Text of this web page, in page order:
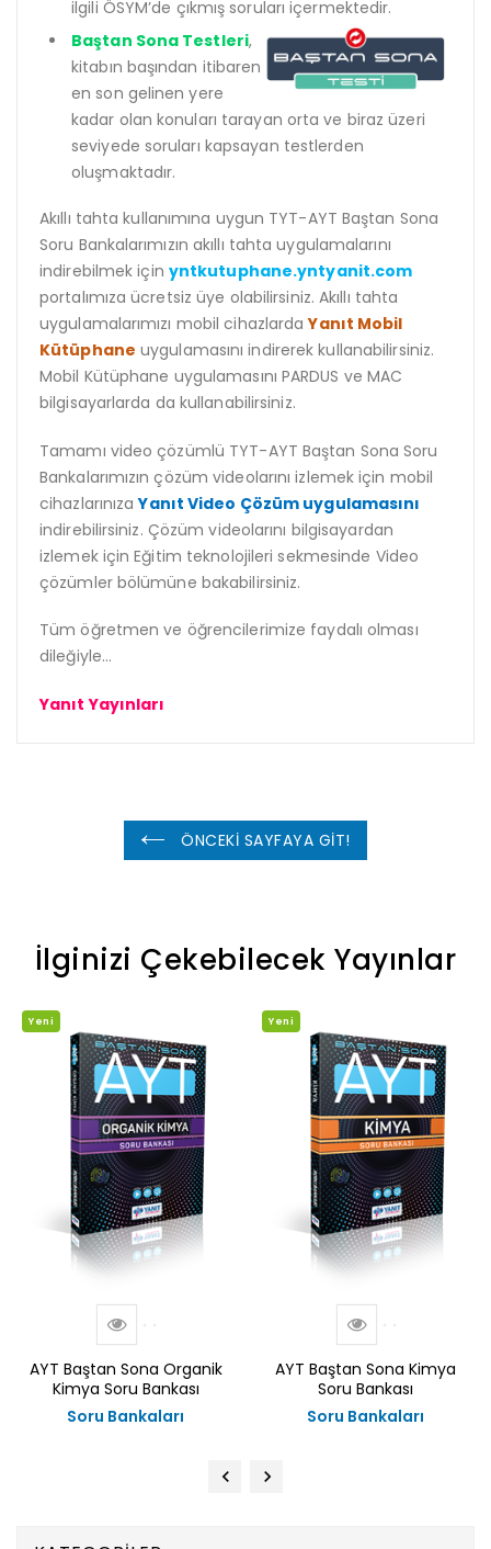
ilgili ÖSYM’de çıkmış soruları içermektedir.
Baştan Sona Testleri,
kitabın başından itibaren
en son gelinen yere
kadar olan konuları tarayan orta ve biraz üzeri
seviyede soruları kapsayan testlerden
oluşmaktadır.
Akıllı tahta kullanımına uygun TYT-AYT Baştan Sona
Soru Bankalarımızın akıllı tahta uygulamalarını
indirebilmek için yntkutuphane.yntyanit.com
portalımıza ücretsiz üye olabilirsiniz. Akıllı tahta
uygulamalarımızı mobil cihazlardaYanıt Mobil
Kütüphane uygulamasını indirerek kullanabilirsiniz.
Mobil Kütüphane uygulamasını PARDUS ve MAC
bilgisayarlarda da kullanabilirsiniz.
Tamamı video çözümlü TYT-AYT Baştan Sona Soru
Bankalarımızın çözüm videolarını izlemek için mobil
cihazlarınızaYanıt Video Çözüm uygulamasını
indirebilirsiniz. Çözüm videolarını bilgisayardan
izlemek için Eğitim teknolojileri sekmesinde Video
çözümler bölümüne bakabilirsiniz.
Tüm öğretmen ve öğrencilerimize faydalı olması
dileğiyle…
Yanıt Yayınları
ÖNCEKİ SAYFAYA GİT!
İlginizi Çekebilecek Yayınlar
Yeni
AYT Baştan Sona Organik
Kimya Soru Bankası
Soru Bankaları
Yeni
AYT Baştan Sona Kimya
Soru Bankası
Soru Bankaları